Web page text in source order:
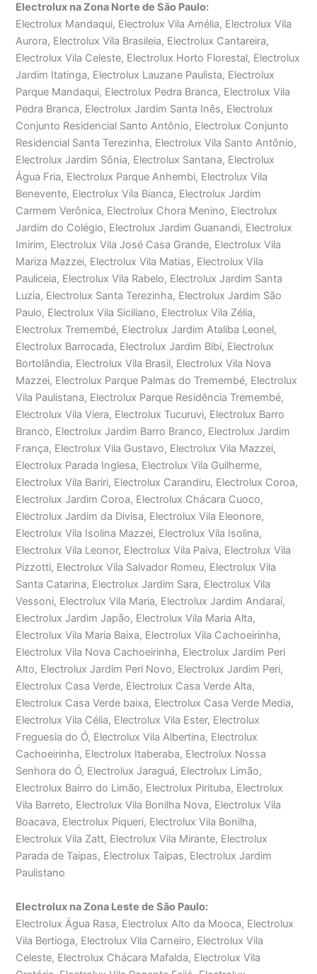
Electrolux na Zona Norte de São Paulo:
Electrolux Mandaqui, Electrolux Vila Amélia, Electrolux Vila
Aurora, Electrolux Vila Brasileia, Electrolux Cantareira,
Electrolux Vila Celeste, Electrolux Horto Florestal, Electrolux
Jardim Itatinga, Electrolux Lauzane Paulista, Electrolux
Parque Mandaqui, Electrolux Pedra Branca, Electrolux Vila
Pedra Branca, Electrolux Jardim Santa Inês, Electrolux
Conjunto Residencial Santo Antônio, Electrolux Conjunto
Residencial Santa Terezinha, Electrolux Vila Santo Antônio,
Electrolux Jardim Sônia, Electrolux Santana, Electrolux
Água Fria, Electrolux Parque Anhembi, Electrolux Vila
Benevente, Electrolux Vila Bianca, Electrolux Jardim
Carmem Verônica, Electrolux Chora Menino, Electrolux
Jardim do Colégio, Electrolux Jardim Guanandi, Electrolux
Imirim, Electrolux Vila José Casa Grande, Electrolux Vila
Mariza Mazzei, Electrolux Vila Matias, Electrolux Vila
Pauliceia, Electrolux Vila Rabelo, Electrolux Jardim Santa
Luzia, Electrolux Santa Terezinha, Electrolux Jardim São
Paulo, Electrolux Vila Siciliano, Electrolux Vila Zélia,
Electrolux Tremembé, Electrolux Jardim Ataliba Leonel,
Electrolux Barrocada, Electrolux Jardim Bibi, Electrolux
Bortolândia, Electrolux Vila Brasil, Electrolux Vila Nova
Mazzei, Electrolux Parque Palmas do Tremembé, Electrolux
Vila Paulistana, Electrolux Parque Residência Tremembé,
Electrolux Vila Viera, Electrolux Tucuruvi, Electrolux Barro
Branco, Electrolux Jardim Barro Branco, Electrolux Jardim
França, Electrolux Vila Gustavo, Electrolux Vila Mazzei,
Electrolux Parada Inglesa, Electrolux Vila Guilherme,
Electrolux Vila Bariri, Electrolux Carandiru, Electrolux Coroa,
Electrolux Jardim Coroa, Electrolux Chácara Cuoco,
Electrolux Jardim da Divisa, Electrolux Vila Eleonore,
Electrolux Vila Isolina Mazzei, Electrolux Vila Isolina,
Electrolux Vila Leonor, Electrolux Vila Paiva, Electrolux Vila
Pizzotti, Electrolux Vila Salvador Romeu, Electrolux Vila
Santa Catarina, Electrolux Jardim Sara, Electrolux Vila
Vessoni, Electrolux Vila Maria, Electrolux Jardim Andaraí,
Electrolux Jardim Japão, Electrolux Vila Maria Alta,
Electrolux Vila Maria Baixa, Electrolux Vila Cachoeirinha,
Electrolux Vila Nova Cachoeirinha, Electrolux Jardim Peri
Alto, Electrolux Jardim Peri Novo, Electrolux Jardim Peri,
Electrolux Casa Verde, Electrolux Casa Verde Alta,
Electrolux Casa Verde baixa, Electrolux Casa Verde Media,
Electrolux Vila Célia, Electrolux Vila Ester, Electrolux
Freguesia do Ó, Electrolux Vila Albertina, Electrolux
Cachoeirinha, Electrolux Itaberaba, Electrolux Nossa
Senhora do Ó, Electrolux Jaraguá, Electrolux Limão,
Electrolux Bairro do Limão, Electrolux Pirituba, Electrolux
Vila Barreto, Electrolux Vila Bonilha Nova, Electrolux Vila
Boacava, Electrolux Piqueri, Electrolux Vila Bonilha,
Electrolux Vila Zatt, Electrolux Vila Mirante, Electrolux
Parada de Taipas, Electrolux Taipas, Electrolux Jardim
Paulistano
Electrolux na Zona Leste de São Paulo:
Electrolux Água Rasa, Electrolux Alto da Mooca, Electrolux
Vila Bertioga, Electrolux Vila Carneiro, Electrolux Vila
Celeste, Electrolux Chácara Mafalda, Electrolux Vila